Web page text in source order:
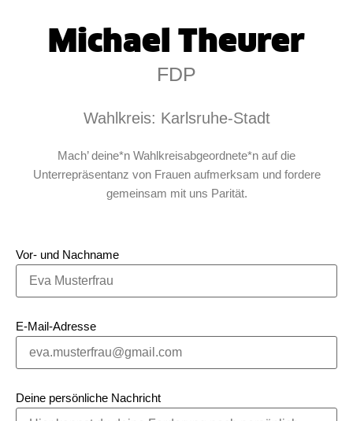
Michael Theurer
FDP
Wahlkreis: Karlsruhe-Stadt
Mach’ deine*n Wahlkreisabgeordnete*n auf die
Unterrepräsentanz von Frauen aufmerksam und fordere
gemeinsam mit uns Parität.
Vor- und Nachname
E-Mail-Adresse
Deine persönliche Nachricht